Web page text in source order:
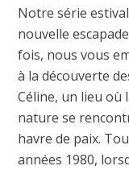
Notre série
nouvelle
fois, nous vous
à la découverte
Céline, un lieu où
nature se
havre de paix.
années 1980,